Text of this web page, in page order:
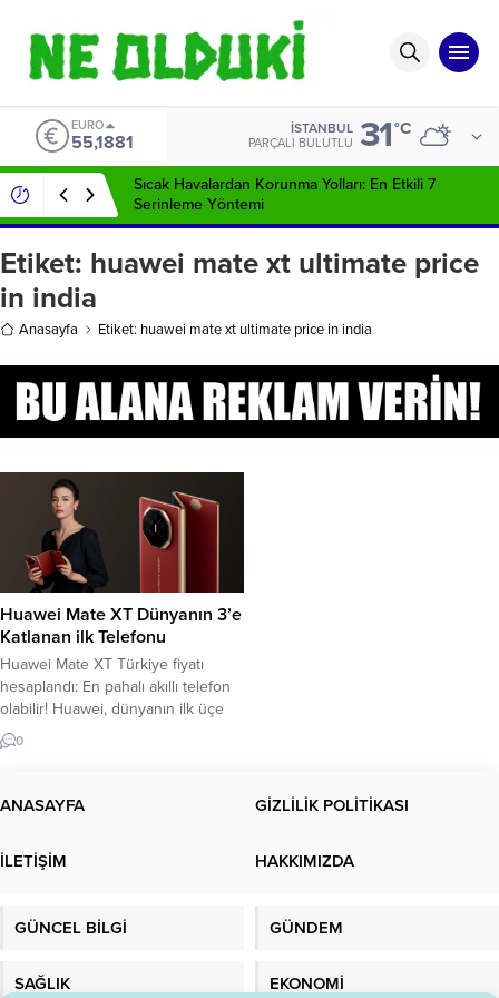
EURO
55,1881
İSTANBUL
PARÇALI BULUTLU 31°C
Sıcak Havalardan Korunma Yolları: En Etkili 7
Serinleme Yöntemi
Etiket: huawei mate xt ultimate price
in india
Anasayfa Etiket: huawei mate xt ultimate price in india
Huawei Mate XT Dünyanın 3’e
Katlanan ilk Telefonu
Huawei Mate XT Türkiye fiyatı
hesaplandı: En pahalı akıllı telefon
olabilir! Huawei, dünyanın ilk üçe
katlanır akıllı telefonu olan “Mate
XT” modelini piyasaya çıkardı. Hem
ekranlı yapısı, cihazı isteğe bağlı
özgürlüğü sunuyor. Peki Huawei...
0
ANASAYFA GİZLİLİK POLİTİKASI
İLETİŞİM HAKKIMIZDA
GÜNCEL BİLGİ GÜNDEM
SAĞLIK EKONOMİ